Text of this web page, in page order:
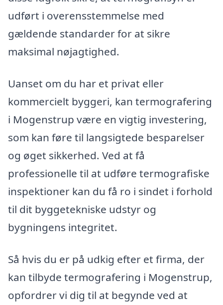
udført i overensstemmelse med
gældende standarder for at sikre
maksimal nøjagtighed.
Uanset om du har et privat eller
kommercielt byggeri, kan termografering
i Mogenstrup være en vigtig investering,
som kan føre til langsigtede besparelser
og øget sikkerhed. Ved at få
professionelle til at udføre termografiske
inspektioner kan du få ro i sindet i forhold
til dit byggetekniske udstyr og
bygningens integritet.
Så hvis du er på udkig efter et firma, der
kan tilbyde termografering i Mogenstrup,
opfordrer vi dig til at begynde ved at